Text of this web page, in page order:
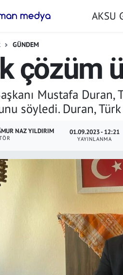
AKSU
GÜNDEM
çözüm
Mustafa
söyledi. Duran,
NAZ YILDIRIM 01.09.2023 - 12:21
YAYINLANMA
Haritası
ve Fikstür